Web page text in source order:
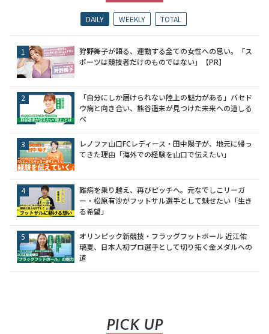
DAILY WEEKLY TOTAL
狩野舞子が語る、運動する全ての女性への思い。「ス
ポーツは競技者だけのものではない」【PR】
「自分にしか届けられない陸上の魅力がある」バセド
ウ病と向き合い、熊谷遥未が見つけた未来への道しる
べ
レノファ山口FCレディース・田中陽子が、地元に帰っ
てきた理由「海外での経験を山口で伝えたい」
難病を乗り越え、再びピッチへ。元なでしこリーガ
ー・松原有沙がフットサル選手として魅せたい「生き
る希望」
オリンピック新競技・フラッグフットボール 近江佑
璃夏、日本人初プロ選手として切り拓く金メダルへの
道
PICK UP